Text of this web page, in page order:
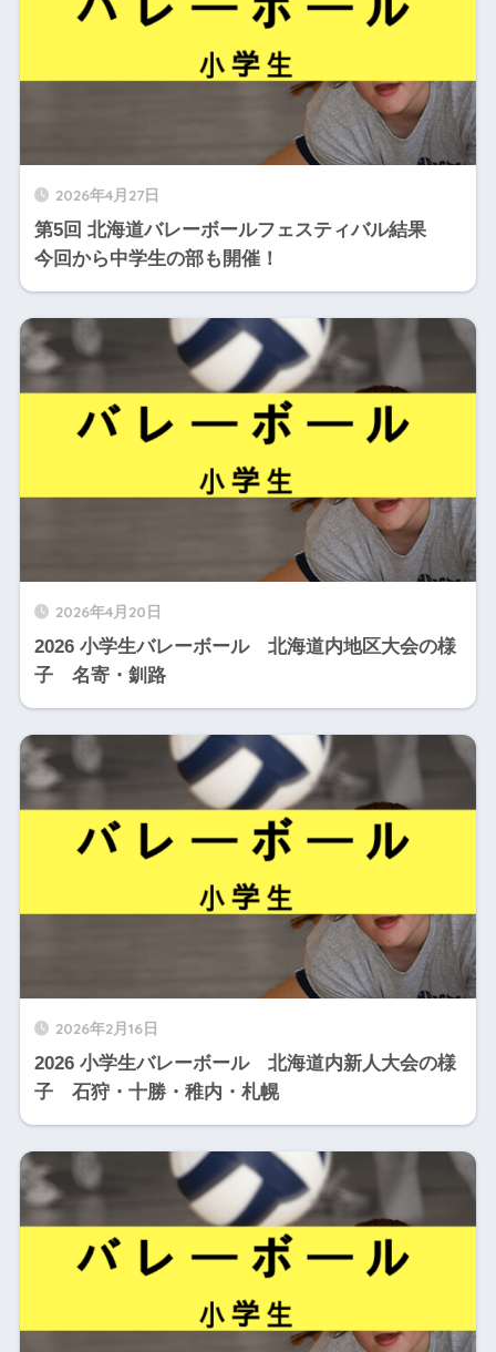
2026年4月27日
第5回 北海道バレーボールフェスティバル結果
今回から中学生の部も開催！
2026年4月20日
2026 小学生バレーボール 北海道内地区大会の様
子 名寄・釧路
2026年2月16日
2026 小学生バレーボール 北海道内新人大会の様
子 石狩・十勝・稚内・札幌